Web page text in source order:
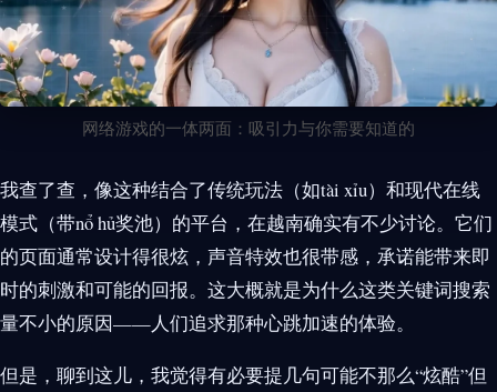
网络游戏的一体两面：吸引力与你需要知道的
我查了查，像这种结合了传统玩法（如tài xỉu）和现代在线
模式（带nổ hủ奖池）的平台，在越南确实有不少讨论。它们
的页面通常设计得很炫，声音特效也很带感，承诺能带来即
时的刺激和可能的回报。这大概就是为什么这类关键词搜索
量不小的原因——人们追求那种心跳加速的体验。
但是，聊到这儿，我觉得有必要提几句可能不那么“炫酷”但